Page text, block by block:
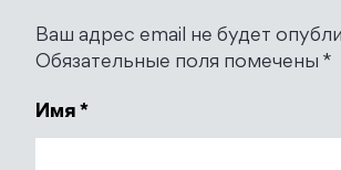
Ваш адрес email не будет
Обязательные поля помечены *
Имя *